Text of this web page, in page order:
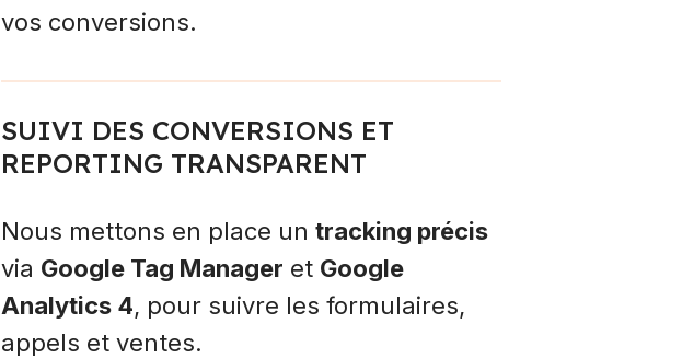
vos conversions.
SUIVI DES CONVERSIONS ET
REPORTING TRANSPARENT
Nous mettons en place un tracking précis
via Google Tag Manager et Google
Analytics 4, pour suivre les formulaires,
appels et ventes.